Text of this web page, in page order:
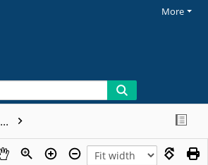
More
...